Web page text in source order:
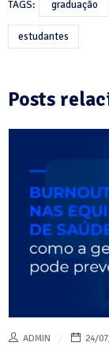
TAGS: graduação
estudantes
Posts
ADMIN 24/